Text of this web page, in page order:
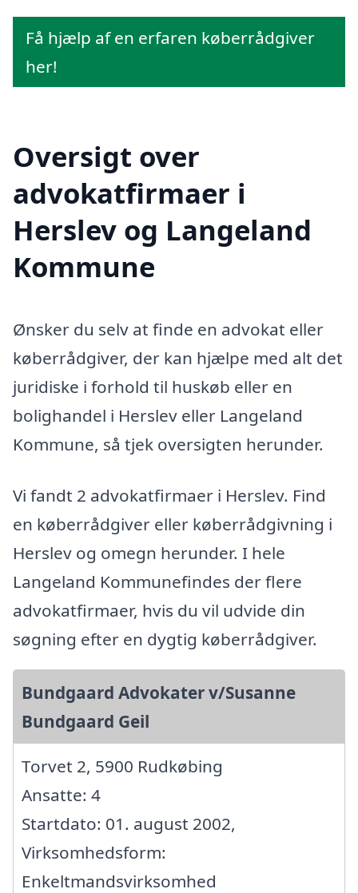
Få hjælp af en erfaren køberrådgiver
her!
Oversigt over
advokatfirmaer i
Herslev og Langeland
Kommune
Ønsker du selv at finde en advokat eller
køberrådgiver, der kan hjælpe med alt det
juridiske i forhold til huskøb eller en
bolighandel i Herslev eller Langeland
Kommune, så tjek oversigten herunder.
Vi fandt 2 advokatfirmaer i Herslev. Find
en køberrådgiver eller køberrådgivning i
Herslev og omegn herunder. I hele
Langeland Kommunefindes der flere
advokatfirmaer, hvis du vil udvide din
søgning efter en dygtig køberrådgiver.
Bundgaard Advokater v/Susanne
Bundgaard Geil
Torvet 2, 5900 Rudkøbing
Ansatte: 4
Startdato: 01. august 2002,
Virksomhedsform:
Enkeltmandsvirksomhed